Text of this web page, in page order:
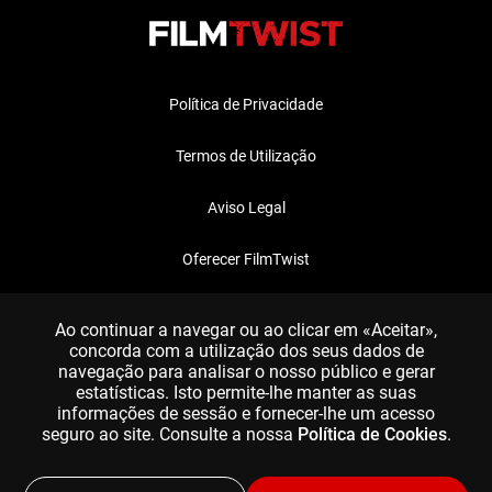
Política de Privacidade
Termos de Utilização
Aviso Legal
Oferecer FilmTwist
Ao continuar a navegar ou ao clicar em «Aceitar»,
concorda com a utilização dos seus dados de
navegação para analisar o nosso público e gerar
estatísticas. Isto permite-lhe manter as suas
informações de sessão e fornecer-lhe um acesso
seguro ao site. Consulte a nossa Política de Cookies.